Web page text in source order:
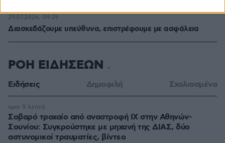
Διασκεδάζουμε υπεύθυνα, επιστρέφουμε με ασφάλεια
29.07.2026, 09:39
ΡΟΗ ΕΙΔΗΣΕΩΝ
Ειδήσεις Δημοφιλή Σχολιασμένα
Σοβαρό τροχαίο από αναστροφή ΙΧ στην Αθηνών-
Σουνίου: Συγκρούστηκε με μηχανή της ΔΙΑΣ, δύο
αστυνομικοί τραυματίες, βίντεο
πριν 9 λεπτά